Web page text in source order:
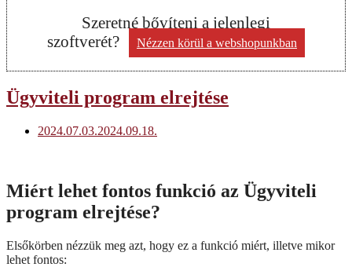
Szeretné bővíteni a jelenlegi
szoftverét?
Nézzen körül a webshopunkban
Ügyviteli program elrejtése
2024.07.03.2024.09.18.
Miért lehet fontos funkció az Ügyviteli
program elrejtése?
Elsőkörben nézzük meg azt, hogy ez a funkció miért, illetve mikor
lehet fontos: